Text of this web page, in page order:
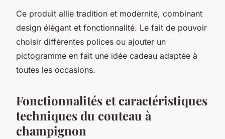
Ce produit allie tradition et modernité, combinant
design élégant et fonctionnalité. Le fait de pouvoir
choisir différentes polices ou ajouter un
pictogramme en fait une idée cadeau adaptée à
toutes les occasions.
Fonctionnalités et caractéristiques
techniques du couteau à
champignon